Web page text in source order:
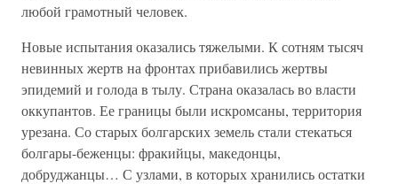
любой грамотный человек.
Новые испытания оказались тяжелыми. К сотням тысяч
невинных жертв на фронтах прибавились жертвы
эпидемий и голода в тылу. Страна оказалась во власти
оккупантов. Ее границы были искромсаны, территория
урезана. Со старых болгарских земель стали стекаться
болгары-беженцы: фракийцы, македонцы,
добруджанцы… С узлами, в которых хранились остатки